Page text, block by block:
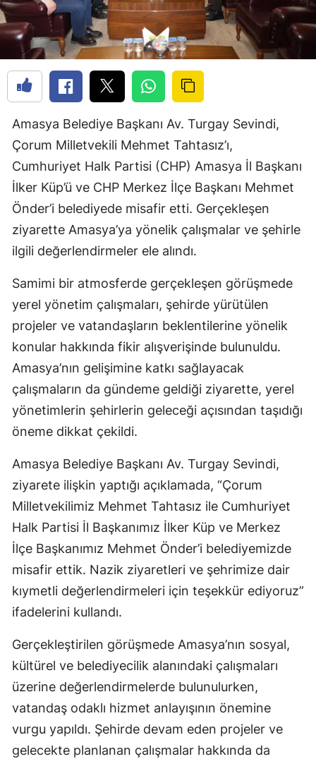
Amasya Belediye Başkanı Av. Turgay Sevindi,
Çorum Milletvekili Mehmet Tahtasız’ı,
Cumhuriyet Halk Partisi (CHP) Amasya İl Başkanı
İlker Küp’ü ve CHP Merkez İlçe Başkanı Mehmet
Önder’i belediyede misafir etti. Gerçekleşen
ziyarette Amasya’ya yönelik çalışmalar ve şehirle
ilgili değerlendirmeler ele alındı.
Samimi bir atmosferde gerçekleşen görüşmede
yerel yönetim çalışmaları, şehirde yürütülen
projeler ve vatandaşların beklentilerine yönelik
konular hakkında fikir alışverişinde bulunuldu.
Amasya’nın gelişimine katkı sağlayacak
çalışmaların da gündeme geldiği ziyarette, yerel
yönetimlerin şehirlerin geleceği açısından taşıdığı
öneme dikkat çekildi.
Amasya Belediye Başkanı Av. Turgay Sevindi,
ziyarete ilişkin yaptığı açıklamada, “Çorum
Milletvekilimiz Mehmet Tahtasız ile Cumhuriyet
Halk Partisi İl Başkanımız İlker Küp ve Merkez
İlçe Başkanımız Mehmet Önder’i belediyemizde
misafir ettik. Nazik ziyaretleri ve şehrimize dair
kıymetli değerlendirmeleri için teşekkür ediyoruz”
ifadelerini kullandı.
Gerçekleştirilen görüşmede Amasya’nın sosyal,
kültürel ve belediyecilik alanındaki çalışmaları
üzerine değerlendirmelerde bulunulurken,
vatandaş odaklı hizmet anlayışının önemine
vurgu yapıldı. Şehirde devam eden projeler ve
gelecekte planlanan çalışmalar hakkında da